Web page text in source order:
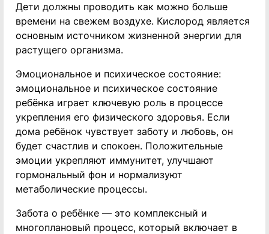
Дети должны проводить как можно больше
времени на свежем воздухе. Кислород является
основным источником жизненной энергии для
растущего организма.
Эмоциональное и психическое состояние:
эмоциональное и психическое состояние
ребёнка играет ключевую роль в процессе
укрепления его физического здоровья. Если
дома ребёнок чувствует заботу и любовь, он
будет счастлив и спокоен. Положительные
эмоции укрепляют иммунитет, улучшают
гормональный фон и нормализуют
метаболические процессы.
Забота о ребёнке — это комплексный и
многоплановый процесс, который включает в